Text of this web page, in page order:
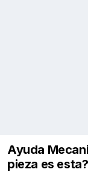
Ayuda
pieza es